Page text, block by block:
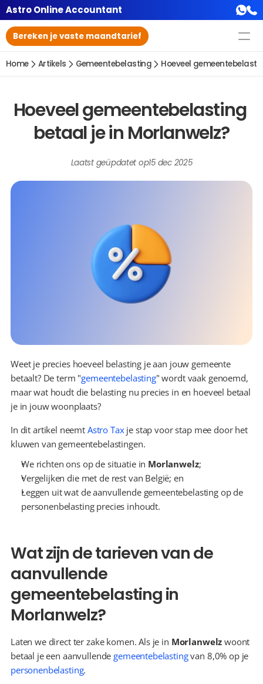
Astro Online Accountant
Bereken je vaste maandtarief
Home Artikels Gemeentebelasting Hoeveel
Hoeveel gemeentebelasting
betaal je in Morlanwelz?
Laatst geüpdatet op15 dec 2025
Weet je precies hoeveel belasting je aan jouw gemeente
betaalt? De term "gemeentebelasting" wordt vaak genoemd,
maar wat houdt die belasting nu precies in en hoeveel betaal
je in jouw woonplaats?
In dit artikel neemt Astro Tax je stap voor stap mee door het
kluwen van gemeentebelastingen.
We richten ons op de situatie in Morlanwelz;
Vergelijken die met de rest van België; en
Leggen uit wat de aanvullende gemeentebelasting op de
personenbelasting precies inhoudt.
Wat zijn de tarieven van de
aanvullende
gemeentebelasting in
Morlanwelz?
Laten we direct ter zake komen. Als je in Morlanwelz woont
betaal je een aanvullende gemeentebelasting
personenbelasting.